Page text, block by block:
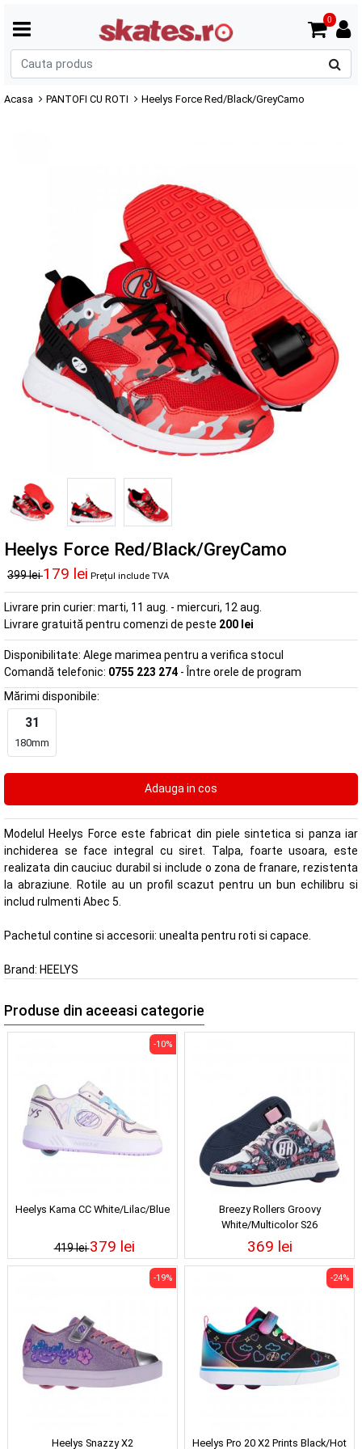
0
Acasa PANTOFI CU ROTI Heelys Force Red/Black/GreyCamo
Heelys Force Red/Black/GreyCamo
399 lei179 lei Prețul include TVA
Livrare prin curier: marti, 11 aug. - miercuri, 12 aug.
Livrare gratuită pentru comenzi de peste 200 lei
Disponibilitate: Alege marimea pentru a verifica stocul
Comandă telefonic: 0755 223 274 - Între orele de program
Mărimi disponibile:
31
180mm
Modelul Heelys Force este fabricat din piele sintetica si panza iar
inchiderea se face integral cu siret. Talpa, foarte usoara, este
realizata din cauciuc durabil si include o zona de franare, rezistenta
la abraziune. Rotile au un profil scazut pentru un bun echilibru si
includ rulmenti Abec 5.
Pachetul contine si accesorii: unealta pentru roti si capace.
Brand: HEELYS
Produse din aceeasi categorie
Heelys Kama CC White/Lilac/Blue
419 lei
-10%
379 lei
Breezy Rollers Groovy
White/Multicolor S26
369 lei
Heelys Snazzy X2
-19%
Heelys Pro 20 X2 Prints Black/Hot
-24%